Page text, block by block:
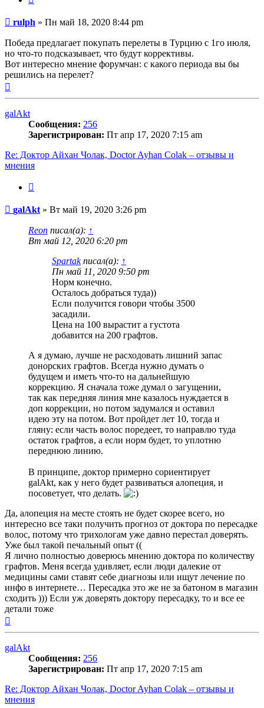
Сообщение
rulph » Пн май 18, 2020 8:44 pm
Победа предлагает покупать перелеты в Турцию с 1го июля,
но что-то подсказывает, что будут коррективы.
Вот интересно мнение форумчан: с какого периода вы бы
решились на перелет?
galAkt
Сообщения: 256
Зарегистрирован: Пт апр 17, 2020 7:15 am
Re: Доктор Айхан Чолак, Doctor Ayhan Colak – отзывы и
мнения
Сообщение
galAkt » Вт май 19, 2020 3:26 pm
Reon писал(а): ↑
Вт май 12, 2020 6:20 pm
Spartakписал(а): ↑
Пн май 11, 2020 9:50 pm
Норм конечно.
Осталось добраться туда))
Если получится говори чтобы 3500
засадили.
Цена на 100 вырастит а густота
добавится на 200 графтов.
А я думаю, лучше не расходовать лишний запас
донорских графтов. Всегда нужно думать о
будущем и иметь что-то на дальнейшую
коррекцию. Я сначала тоже думал о загущении,
так как передняя линия мне казалось нуждается в
доп коррекции, но потом задумался и оставил
идею эту на потом. Вот пройдет лет 10, тогда и
гляну: если часть волос поредеет, то направлю туда
остаток графтов, а если норм будет, то уплотню
переднюю линию.
В принципе, доктор примерно сориентирует
galAkt, как у него будет развиваться алопеция, и
посоветует, что делать.
Да, алопеция на месте стоять не будет скорее всего, но
интересно все таки получить прогноз от доктора по пересадке
волос, потому что трихологам уже давно перестал доверять.
Уже был такой печальный опыт ((
Я лично полностью доверюсь мнению доктора по количеству
графтов. Меня всегда удивляет, если люди далекие от
медицины сами ставят себе диагнозы или ищут лечение по
инфо в интернете… Пересадка это же не за батоном в магазин
сходить ))) Если уж доверять доктору пересадку, то и все ее
детали тоже
galAkt
Сообщения: 256
Зарегистрирован: Пт апр 17, 2020 7:15 am
Re: Доктор Айхан Чолак, Doctor Ayhan Colak – отзывы и
мнения